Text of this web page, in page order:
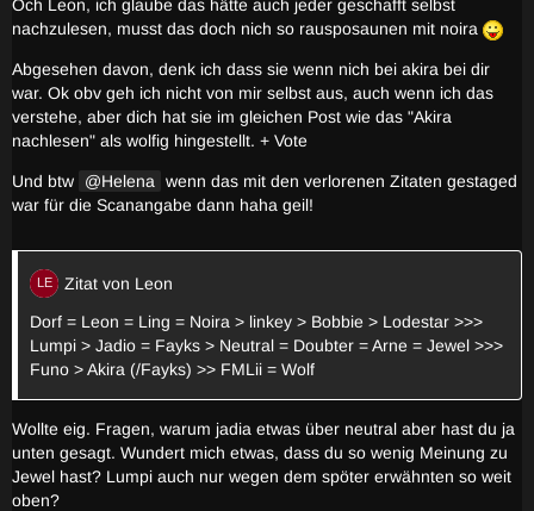
Och Leon, ich glaube das hätte auch jeder geschafft selbst
nachzulesen, musst das doch nich so rausposaunen mit noira
Abgesehen davon, denk ich dass sie wenn nich bei akira bei dir
war. Ok obv geh ich nicht von mir selbst aus, auch wenn ich das
verstehe, aber dich hat sie im gleichen Post wie das "Akira
nachlesen" als wolfig hingestellt. + Vote
Und btw Helena
wenn das mit den verlorenen Zitaten gestaged
war für die Scanangabe dann haha geil!
Zitat von Leon
Dorf = Leon = Ling = Noira > linkey > Bobbie > Lodestar >>>
Lumpi > Jadio = Fayks > Neutral = Doubter = Arne = Jewel >>>
Funo > Akira (/Fayks) >> FMLii = Wolf
Wollte eig. Fragen, warum jadia etwas über neutral aber hast du ja
unten gesagt. Wundert mich etwas, dass du so wenig Meinung zu
Jewel hast? Lumpi auch nur wegen dem spöter erwähnten so weit
oben?